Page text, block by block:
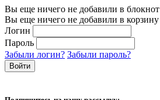
Вы еще ничего не добавили в блокнот
Вы еще ничего не добавили в корзину
Логин
Пароль
Забыли логин? Забыли пароль?